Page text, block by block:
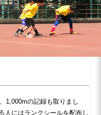
1,000mの記録も取りまし
人にはランクシールを配布し